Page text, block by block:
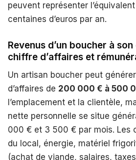
peuvent représenter
centaines d’euros par an.
Revenus d’un boucher à
chiffre d’affaires et
Un artisan boucher peut
d’affaires de 200 000 € à 500
l’emplacement et la clientèle,
nette personnelle se situe
000 € et 3 500 € par mois. Les
du local, énergie, matériel
(achat de viande, salaires,